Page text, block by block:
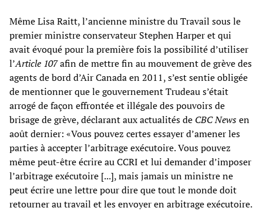
Même Lisa Raitt, l’ancienne ministre du Travail sous le
premier ministre conservateur Stephen Harper et qui
avait évoqué pour la première fois la possibilité d’utiliser
l’Article 107afin de mettre fin au mouvement de grève des
agents de bord d’Air Canada en 2011, s’est sentie obligée
de mentionner que le gouvernement Trudeau s’était
arrogé de façon effrontée et illégale des pouvoirs de
brisage de grève, déclarant aux actualités de CBC Newsen
août dernier: «Vous pouvez certes essayer d’amener les
parties à accepter l’arbitrage exécutoire. Vous pouvez
même peut-être écrire au CCRI et lui demander d’imposer
l’arbitrage exécutoire [...], mais jamais un ministre ne
peut écrire une lettre pour dire que tout le monde doit
retourner au travail et les envoyer en arbitrage exécutoire.